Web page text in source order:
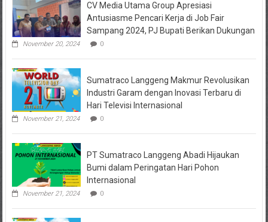
KPRI
Sejahtera
Diselidiki
Kejari
Dipanggil
CV Media Utama Group Apresiasi
Antusiasme Pencari Kerja di Job Fair
Sampang 2024, PJ Bupati Berikan Dukungan
November 20, 2024 0
Sumatraco Langgeng Makmur Revolusikan
Industri Garam dengan Inovasi Terbaru di
Hari Televisi Internasional
November 21, 2024 0
PT Sumatraco Langgeng Abadi Hijaukan
Bumi dalam Peringatan Hari Pohon
Internasional
November 21, 2024 0